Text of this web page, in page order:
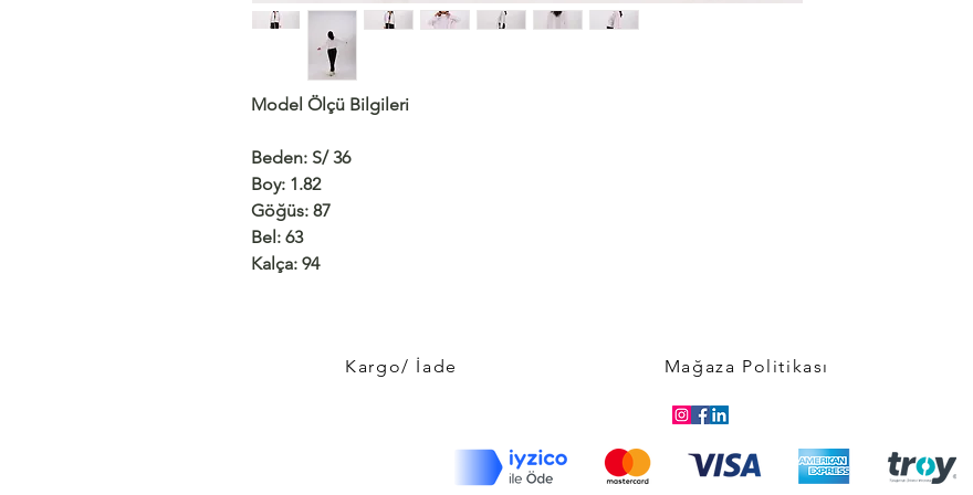
Model Ölçü Bilgileri
Beden: S/ 36
Boy: 1.82
Göğüs: 87
Bel: 63
Kalça: 94
Kargo/ İade Mağaza Politikası